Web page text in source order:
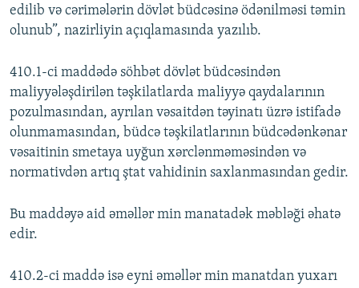
edilib və cərimələrin dövlət büdcəsinə ödənilməsi təmin
olunub”, nazirliyin açıqlamasında yazılıb.
410.1-ci maddədə söhbət dövlət büdcəsindən
maliyyələşdirilən təşkilatlarda maliyyə qaydalarının
pozulmasından, ayrılan vəsaitdən təyinatı üzrə istifadə
olunmamasından, büdcə təşkilatlarının büdcədənkənar
vəsaitinin smetaya uyğun xərclənməməsindən və
normativdən artıq ştat vahidinin saxlanmasından gedir.
Bu maddəyə aid əməllər min manatadək məbləği əhatə
edir.
410.2-ci maddə isə eyni əməllər min manatdan yuxarı